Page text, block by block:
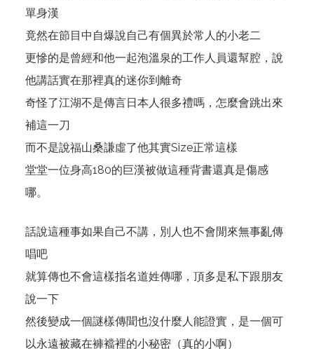
單身漢
竟然在節目中自爆說自己有個異於常人的小老二
更慘的是曾經和他一起泡溫泉的工作人員還幫腔，說
他講話實在那裡真的迷你到離奇
奇怪了江湖不是傳言日本人很多禮嗎，怎麼會跳出來
補這一刀
而不是說福山桑謙虛了他其實Size正常這樣
堂堂一位身高180的巨漢被做這種背書還真是傷感
哪。
話說這種事如果自己不講，別人也不會閒來無事亂傳
唱吧
就算傳也不會這樣指名道姓傳哪，頂多是私下跟朋友
說一下
然後變成一個謎樣傳聞也沒什麼人能證實，是一個可
以永遠被藏在褲襠裡的小秘密（真的小啊）